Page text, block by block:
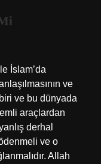
İslam’da
ve
ve bu dünyada
araçlardan
derhal
ve o
Allah